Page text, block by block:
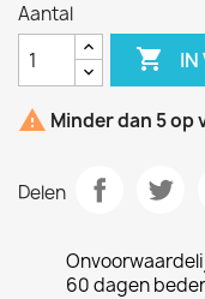
Aantal
 IN
 Minder dan 5 op
Delen
60 dagen